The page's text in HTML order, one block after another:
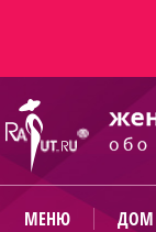
МЕНЮ ДОМ